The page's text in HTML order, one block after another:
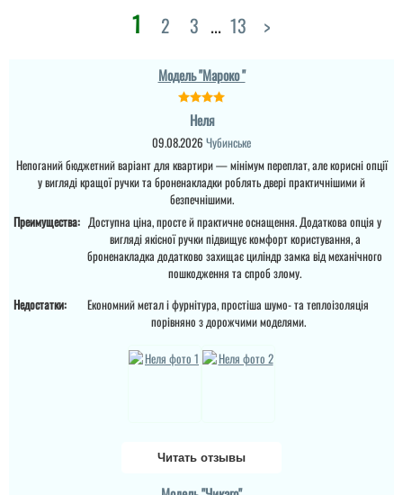
Аліна
отримували товар новою
поштою. все приїхало
вчано та ціле. Двері ну
просто тов...
1 2 3 ... 13 >
Модель "Мароко "
Неля
09.08.2026 Чубинське
Непоганий бюджетний варіант для квартири — мінімум переплат, але корисні опції
у вигляді кращої ручки та броненакладки роблять двері практичнішими й
безпечнішими.
Преимущества: Доступна ціна, просте й практичне оснащення. Додаткова опція у
вигляді якісної ручки підвищує комфорт користування, а
броненакладка додатково захищає циліндр замка від механічного
пошкодження та спроб злому.
Недостатки:
Економний метал і фурнітура, простіша шумо- та теплоізоляція
порівняно з дорожчими моделями.
Читать отзывы